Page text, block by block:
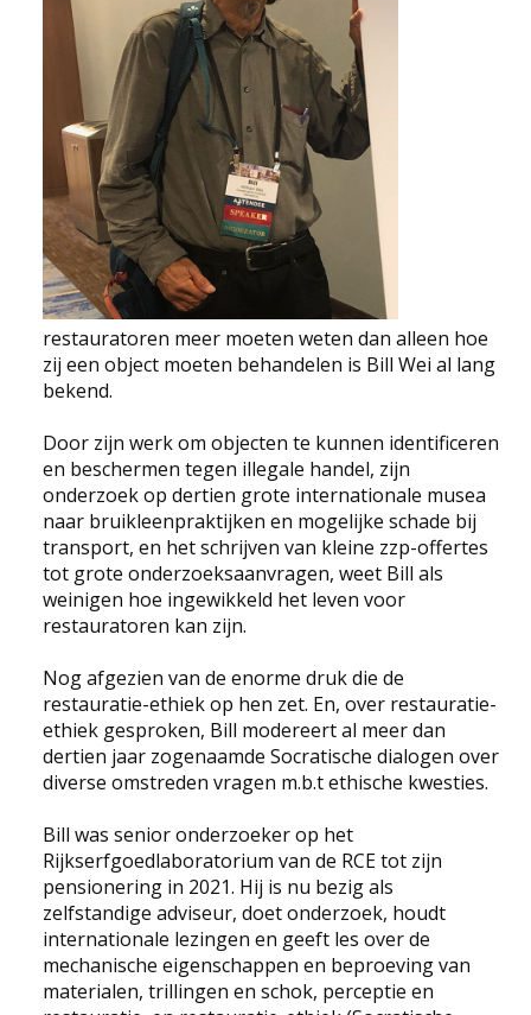
NIEUWS
CONTACT
Selecteer de taal
restauratoren meer moeten weten dan alleen hoe
zij een object moeten behandelen is Bill Wei al lang
bekend.
Door zijn werk om objecten te kunnen identificeren
en beschermen tegen illegale handel, zijn
onderzoek op dertien grote internationale musea
naar bruikleenpraktijken en mogelijke schade bij
transport, en het schrijven van kleine zzp-offertes
tot grote onderzoeksaanvragen, weet Bill als
weinigen hoe ingewikkeld het leven voor
restauratoren kan zijn.
Nog afgezien van de enorme druk die de
restauratie-ethiek op hen zet. En, over restauratie-
ethiek gesproken, Bill modereert al meer dan
dertien jaar zogenaamde Socratische dialogen over
diverse omstreden vragen m.b.t ethische kwesties.
Bill was senior onderzoeker op het
Rijkserfgoedlaboratorium van de RCE tot zijn
pensionering in 2021. Hij is nu bezig als
zelfstandige adviseur, doet onderzoek, houdt
internationale lezingen en geeft les over de
mechanische eigenschappen en beproeving van
materialen, trillingen en schok, perceptie en